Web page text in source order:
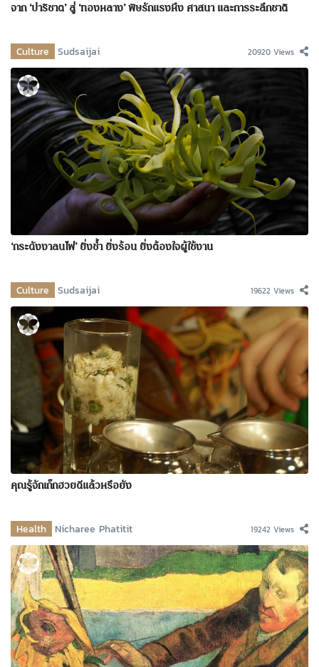
จาก ‘ปาริชาต’ สู่ ‘ทองหลาง’ พิษรักแรงหึง ศาสนา และการระลึกชาติ
Culture Sudsaijai 20920 Views
‘กระดังงาลนไฟ’ ยิ่งช้ำ ยิ่งร้อน ยิ่งต้องใจผู้ใช้งาน
Culture Sudsaijai 19622 Views
คุณรู้จักเก๊กฮวยดีแล้วหรือยัง
Health Nicharee Phatitit 19242 Views